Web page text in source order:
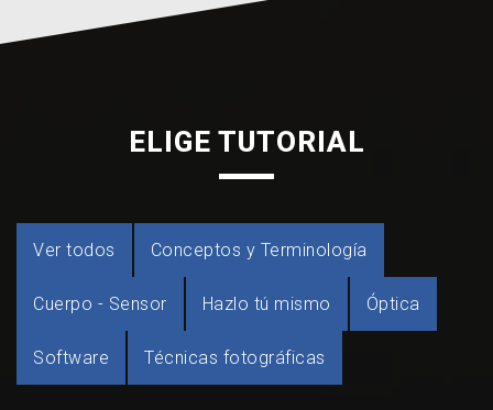
ELIGE TUTORIAL
Ver todos Conceptos y Terminología
Cuerpo - Sensor Hazlo tú mismo Óptica
Software Técnicas fotográficas